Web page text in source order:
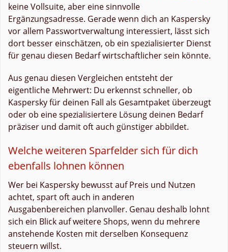
keine Vollsuite, aber eine sinnvolle
Ergänzungsadresse. Gerade wenn dich an Kaspersky
vor allem Passwortverwaltung interessiert, lässt sich
dort besser einschätzen, ob ein spezialisierter Dienst
für genau diesen Bedarf wirtschaftlicher sein könnte.
Aus genau diesen Vergleichen entsteht der
eigentliche Mehrwert: Du erkennst schneller, ob
Kaspersky für deinen Fall als Gesamtpaket überzeugt
oder ob eine spezialisiertere Lösung deinen Bedarf
präziser und damit oft auch günstiger abbildet.
Welche weiteren Sparfelder sich für dich
ebenfalls lohnen können
Wer bei Kaspersky bewusst auf Preis und Nutzen
achtet, spart oft auch in anderen
Ausgabenbereichen planvoller. Genau deshalb lohnt
sich ein Blick auf weitere Shops, wenn du mehrere
anstehende Kosten mit derselben Konsequenz
steuern willst.